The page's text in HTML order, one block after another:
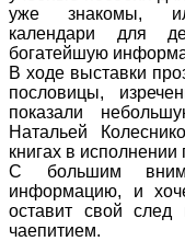
уже знакомы,
календари для
богатейшую
В ходе выставки
пословицы,
показали
Натальей
книгах в исполнении
С большим
информацию, и
оставит свой след
чаепитием.